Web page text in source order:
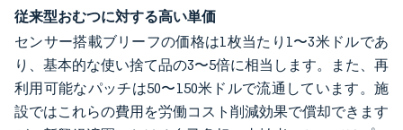
従来型おむつに対する高い単価
センサー搭載ブリーフの価格は1枚当たり1〜3米ドルであ
り、基本的な使い捨て品の3〜5倍に相当します。また、再
利用可能なパッチは50〜150米ドルで流通しています。施
設ではこれらの費用を労働コスト削減効果で償却できます